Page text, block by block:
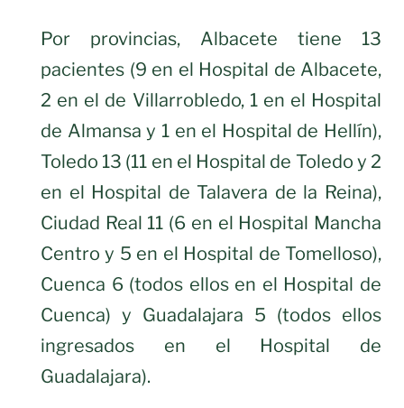
Por provincias, Albacete tiene 13
pacientes (9 en el Hospital de Albacete,
2 en el de Villarrobledo, 1 en el Hospital
de Almansa y 1 en el Hospital de Hellín),
Toledo 13 (11 en el Hospital de Toledo y 2
en el Hospital de Talavera de la Reina),
Ciudad Real 11 (6 en el Hospital Mancha
Centro y 5 en el Hospital de Tomelloso),
Cuenca 6 (todos ellos en el Hospital de
Cuenca) y Guadalajara 5 (todos ellos
ingresados en el Hospital de
Guadalajara).